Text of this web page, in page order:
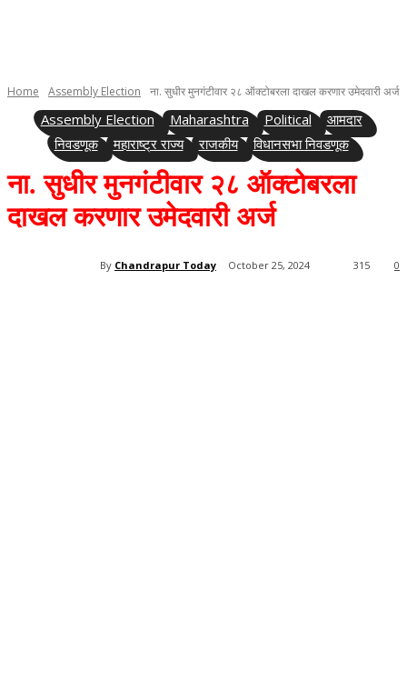
Home Assembly Election ना. सुधीर मुनगंटीवार २८ ऑक्टोबरला दाखल करणार उमेदवारी अर्ज
Assembly Election Maharashtra Political
आमदार
निवडणूक
महाराष्ट्र राज्य राजकीय विधानसभा निवडणूक
ना. सुधीर मुनगंटीवार २८ ऑक्टोबरला
दाखल करणार उमेदवारी अर्ज
By Chandrapur Today October 25, 2024 0
315